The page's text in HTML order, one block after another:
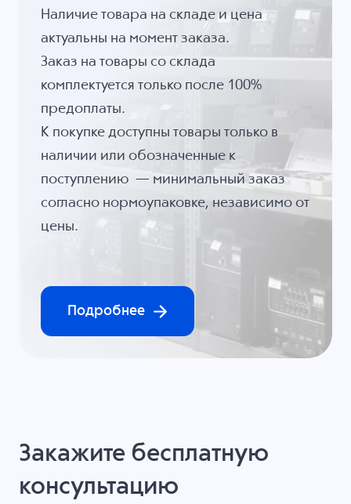
Наличие товара на складе и цена
актуальны на момент заказа.
Заказ на товары со склада
комплектуется только после 100%
предоплаты.
К покупке доступны товары только в
наличии или обозначенные к
поступлению — минимальный заказ
согласно нормоупаковке, независимо от
цены.
Подробнее
Закажите бесплатную
консультацию